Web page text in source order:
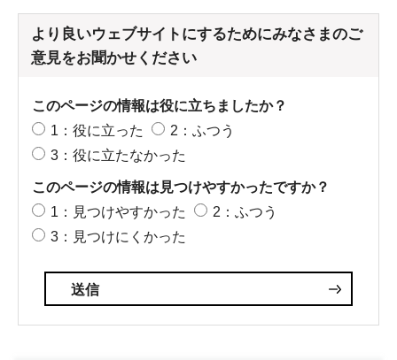
より良いウェブサイトにするためにみなさまのご
意見をお聞かせください
このページの情報は役に立ちましたか？
1：役に立った
2：ふつう
3：役に立たなかった
このページの情報は見つけやすかったですか？
1：見つけやすかった
2：ふつう
3：見つけにくかった